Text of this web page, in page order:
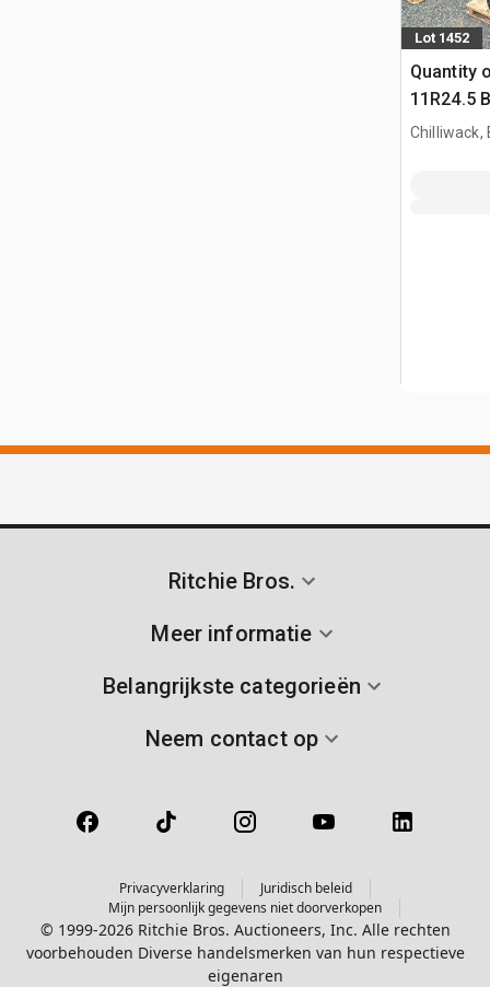
Lot 1452
Quantity
11R24.5
Truck
Chilliwack,
Ritchie Bros.
Meer informatie
Belangrijkste categorieën
Neem contact op
Privacyverklaring
Juridisch beleid
Mijn persoonlijk gegevens niet doorverkopen
© 1999-2026 Ritchie Bros. Auctioneers, Inc. Alle rechten
voorbehouden Diverse handelsmerken van hun respectieve
eigenaren